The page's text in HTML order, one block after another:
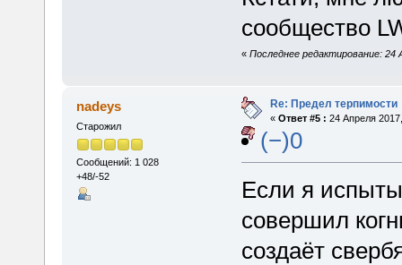
сообщество
« Последнее редактирование: 24
nadeys
Старожил
Сообщений: 1 028
+48/-52
Re: Предел терпимости
« Ответ #5 : 24 Апреля
(−)0
Если я
совершил
создаёт